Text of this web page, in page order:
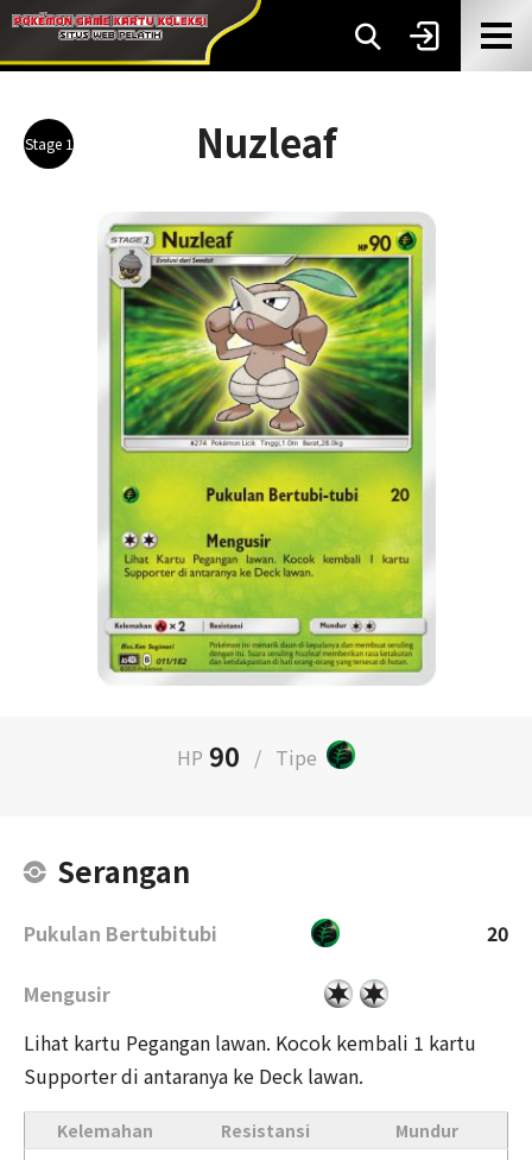
Stage 1 Nuzleaf
HP 90 / Tipe
Serangan
Pukulan Bertubitubi 20
Mengusir
Lihat kartu Pegangan lawan. Kocok kembali 1 kartu
Supporter di antaranya ke Deck lawan.
Kelemahan Resistansi Mundur